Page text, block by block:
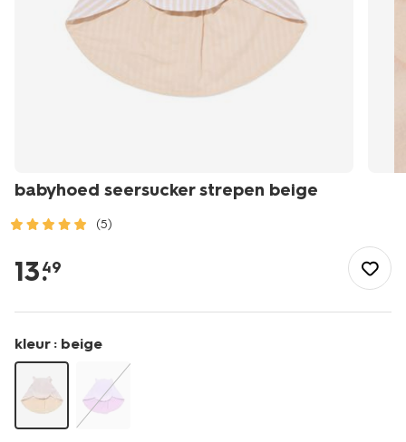
babyhoed seersucker strepen beige
(5)
accessoires/babyhoed-
seersucker-
beige-
33200550BEIGE.html
13.
49
kleur : beige